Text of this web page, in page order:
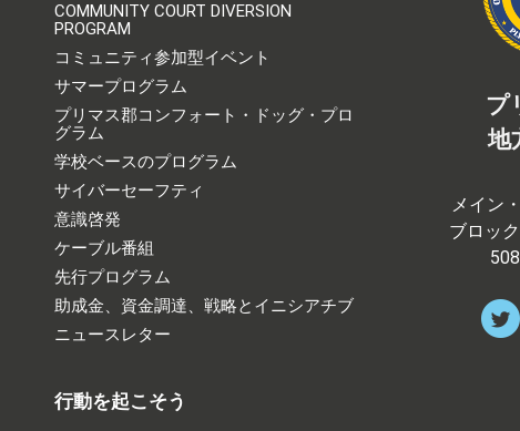
COMMUNITY COURT DIVERSION
PROGRAM
コミュニティ参加型イベント
サマープログラム
プリマス郡コンフォート・ドッグ・プロ
グラム
学校ベースのプログラム
サイバーセーフティ
意識啓発
ケーブル番組
先行プログラム
助成金、資金調達、戦略とイニシアチブ
ニュースレター
行動を起こそう
プ
地
メイン
ブロッ